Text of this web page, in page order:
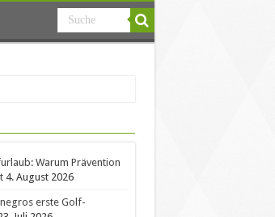
Warum Prävention
4. August 2026
erste Golf-